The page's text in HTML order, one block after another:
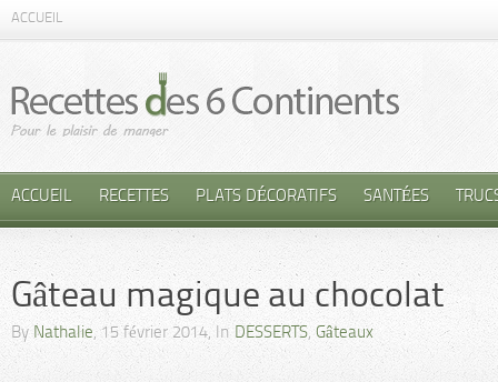
ACCUEIL
ACCUEIL RECETTES PLATS DÉCORATIFS SANTÉES
Gâteau magique au chocolat
By Nathalie, 15 février 2014, In DESSERTS, Gâteaux